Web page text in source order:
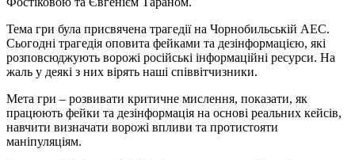
Тема гри була присвячена трагедії на Чорнобильській АЕС.
Сьогодні трагедія оповита фейками та дезінформацією, які
розповсюджують ворожі російські інформаційні ресурси. На
жаль у деякі з них вірять наші співвітчизники.
Мета гри ‒ розвивати критичне мислення, показати, як
працюють фейки та дезінформація на основі реальних кейсів,
навчити визначати ворожі впливи та протистояти
маніпуляціям.